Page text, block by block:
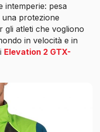
intemperie: pesa
protezione
gli atleti che vogliono
in velocità e in
Elevation 2 GTX-